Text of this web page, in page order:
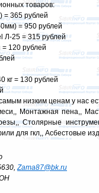
товаров:
= 365 рублей
= 950 рублей
Л-25 = 315 рублей
= 120 рублей
кг = 130 рублей
низким ценам у нас
Монтажная пена,,
Столярные
для гкл,, Асбестовые
Zama87@bk.ru